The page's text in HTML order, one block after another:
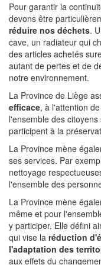
Pour garantir la
devons être
réduire nos déchets.
cave, un radiateur qui
des articles achetés
autant de pertes et de
notre environnement.
La Province de Liège
efficace, à l'attention
l'ensemble des citoyens
participent à la
La Province mène
ses services. Par
nettoyage
l'ensemble des
La Province mène
même et pour
y participer. Elle défini
qui vise la réduction
l'adaptation des
aux effets du